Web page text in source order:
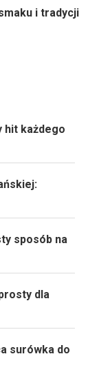
i tradycji
hit każdego
sposób na
dla
surówka do